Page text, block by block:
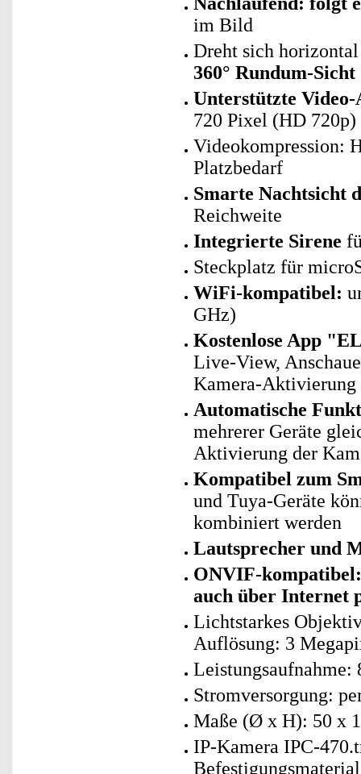
im Bild
Dreht sich
360° Rundum-Sicht
Unterstützte Video-
720 Pixel (HD 720p)
Videokompression:
Platzbedarf
Smarte Nachtsicht
Reichweite
Integrierte Sirene
Steckplatz für
WiFi-kompatibel:
GHz)
Kostenlose App
Live-View,
Kamera-Aktivierung
Automatische
mehrerer Geräte
Aktivierung der
Kompatibel zum
und Tuya-Geräte
kombiniert werden
Lautsprecher und
ONVIF-kompatibel:
auch über Internet
Lichtstarkes
Auflösung: 3
Leistungsaufnahme:
Stromversorgung:
Maße (Ø x H): 50 x
IP-Kamera IPC-